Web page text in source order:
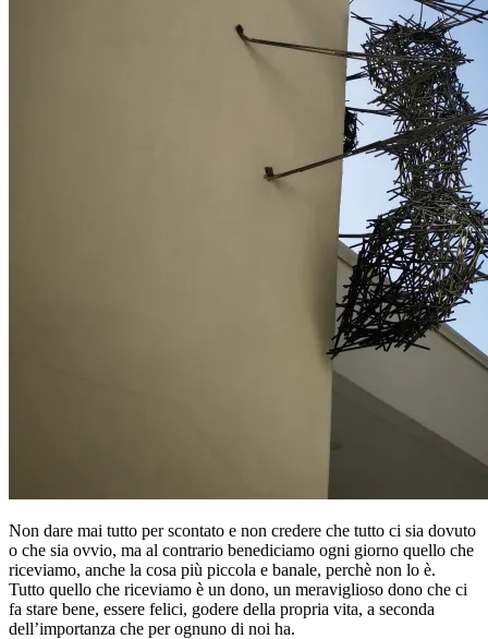
Non dare mai tutto per scontato e non credere che tutto ci sia dovuto
o che sia ovvio, ma al contrario benediciamo ogni giorno quello che
riceviamo, anche la cosa più piccola e banale, perchè non lo è.
Tutto quello che riceviamo è un dono, un meraviglioso dono che ci
fa stare bene, essere felici, godere della propria vita, a seconda
dell’importanza che per ognuno di noi ha.